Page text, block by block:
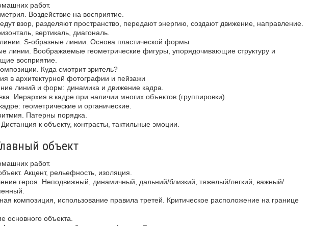
работ.
Воздействие на восприятие.
взор, разделяют пространство, передают энергию, создают движение, направление.
вертикаль, диагональ.
S-образные линии. Основа пластической формы
линии. Воображаемые геометрические фигуры, упорядочивающие структуру и
восприятие.
Куда смотрит зритель?
в архитектурной фотографии и пейзажи
линий и форм: динамика и движение кадра.
Иерархия в кадре при наличии многих объектов (группировки).
геометрические и органические.
Патерны порядка.
к объекту, контрасты, тактильные эмоции.
объект
работ.
Акцент, рельефность, изоляция.
героя. Неподвижный, динамичный, дальний/близкий, тяжелый/легкий, важный/
композиция, использование правила третей. Критическое расположение на границе
основного объекта.